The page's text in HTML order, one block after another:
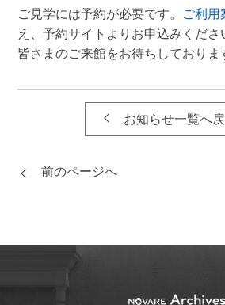
ご見学には予約が必要です。 ご利用
え、予約サイトよりお申込みくださ
皆さまのご来館をお待ちしておりま
お知らせ一覧へ
前のページへ